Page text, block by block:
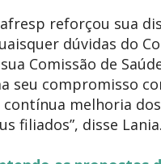
reforçou sua
dúvidas do
Comissão de
seu compromisso
melhoria
filiados”, disse Lania.